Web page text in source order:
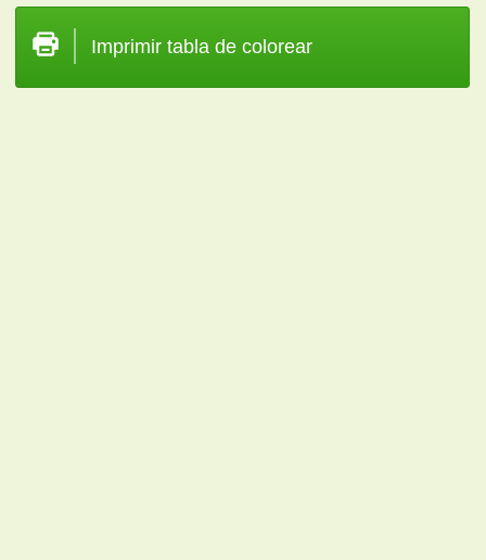
Imprimir tabla de colorear